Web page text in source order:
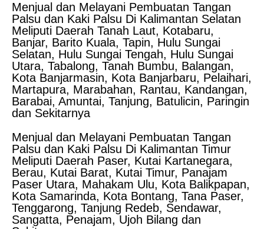
Menjual dan Melayani Pembuatan Tangan
Palsu dan Kaki Palsu Di Kalimantan Selatan
Meliputi Daerah Tanah Laut, Kotabaru,
Banjar, Barito Kuala, Tapin, Hulu Sungai
Selatan, Hulu Sungai Tengah, Hulu Sungai
Utara, Tabalong, Tanah Bumbu, Balangan,
Kota Banjarmasin, Kota Banjarbaru, Pelaihari,
Martapura, Marabahan, Rantau, Kandangan,
Barabai, Amuntai, Tanjung, Batulicin, Paringin
dan Sekitarnya
Menjual dan Melayani Pembuatan Tangan
Palsu dan Kaki Palsu Di Kalimantan Timur
Meliputi Daerah Paser, Kutai Kartanegara,
Berau, Kutai Barat, Kutai Timur, Panajam
Paser Utara, Mahakam Ulu, Kota Balikpapan,
Kota Samarinda, Kota Bontang, Tana Paser,
Tenggarong, Tanjung Redeb, Sendawar,
Sangatta, Penajam, Ujoh Bilang dan